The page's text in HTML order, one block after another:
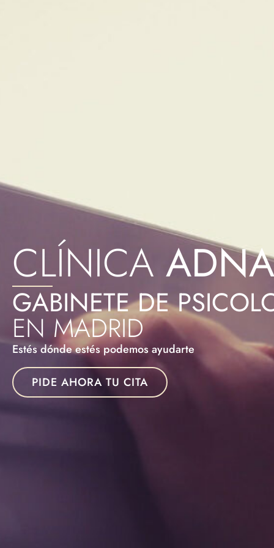
CLÍNICA ADNA
GABINETE DE
EN MADRID
Estés dónde estés podemos ayudarte
PIDE AHORA TU CITA